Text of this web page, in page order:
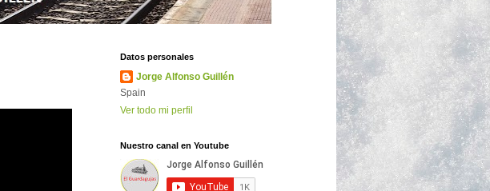
Datos personales
Jorge Alfonso Guillén
Spain
Ver todo mi perfil
Nuestro canal en Youtube